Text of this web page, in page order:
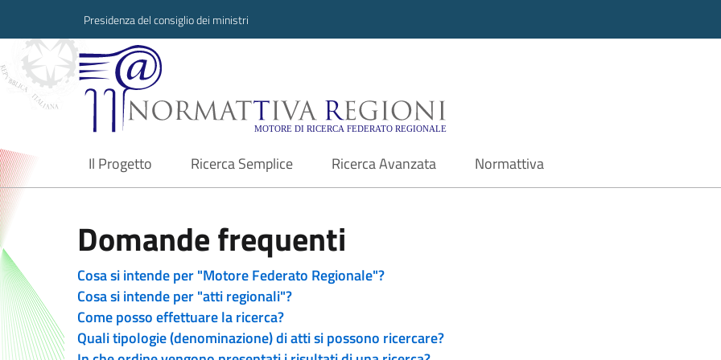
Presidenza del consiglio dei ministri
Normattiva Regioni - Motore di ricerca
Il Progetto
current Ricerca Semplice Ricerca Avanzata Normattiva
Domande frequenti
Cosa si intende per "Motore Federato Regionale"?
Cosa si intende per "atti regionali"?
Come posso effettuare la ricerca?
Quali tipologie (denominazione) di atti si possono ricercare?